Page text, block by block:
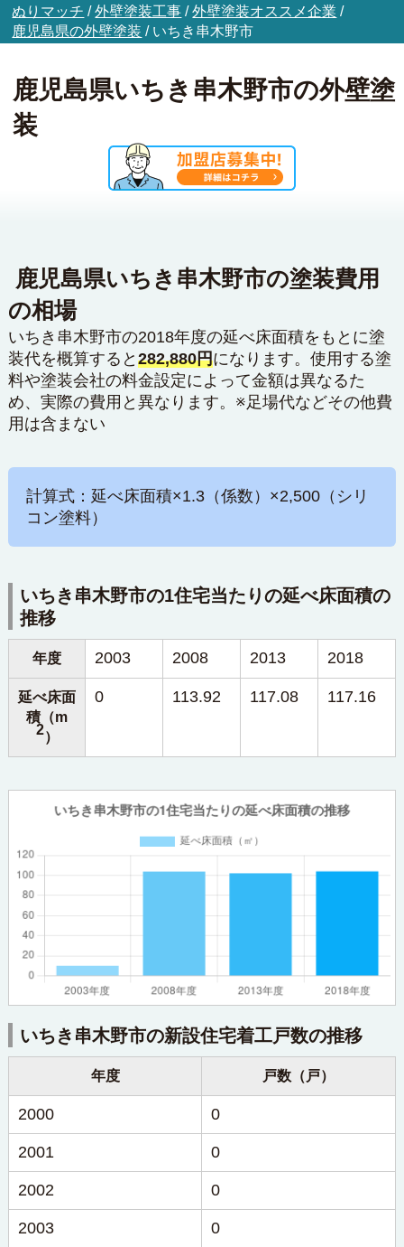
ぬりマッチ /外壁塗装工事 /外壁塗装オススメ企業 /
鹿児島県の外壁塗装 / いちき串木野市
鹿児島県いちき串木野市の外壁塗
装
鹿児島県いちき串木野市の塗装費用
の相場
いちき串木野市の2018年度の延べ床面積をもとに塗
装代を概算すると 282,880円になります。使用する塗
料や塗装会社の料金設定によって金額は異なるた
め、実際の費用と異なります。※足場代などその他費
用は含まない
計算式：延べ床面積×1.3（係数）×2,500（シリ
コン塗料）
いちき串木野市の1住宅当たりの延べ床面積の
推移
年度 2003 2008 2013 2018
延べ床面
積（m
2）
0 113.92 117.08 117.16
いちき串木野市の新設住宅着工戸数の推移
年度 戸数（戸）
2000 0
2001 0
2002 0
2003 0